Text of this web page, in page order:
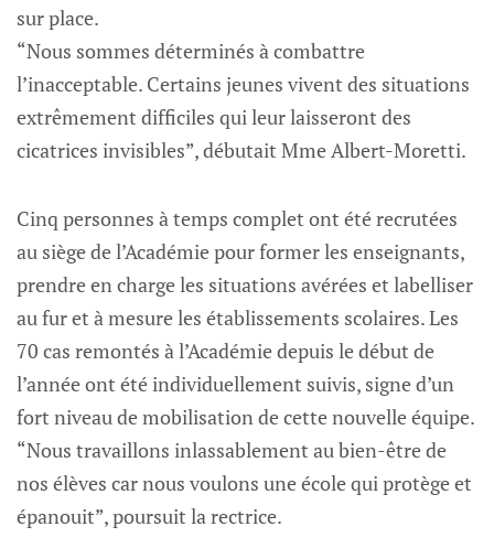
sur place.
“Nous sommes déterminés à combattre
l’inacceptable. Certains jeunes vivent des situations
extrêmement difficiles qui leur laisseront des
cicatrices invisibles”, débutait Mme Albert-Moretti.
Cinq personnes à temps complet ont été recrutées
au siège de l’Académie pour former les enseignants,
prendre en charge les situations avérées et labelliser
au fur et à mesure les établissements scolaires. Les
70 cas remontés à l’Académie depuis le début de
l’année ont été individuellement suivis, signe d’un
fort niveau de mobilisation de cette nouvelle équipe.
“Nous travaillons inlassablement au bien-être de
nos élèves car nous voulons une école qui protège et
épanouit”, poursuit la rectrice.